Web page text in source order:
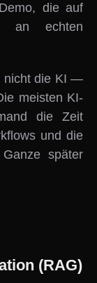
die auf
an echten
nicht die KI —
meisten KI-
die Zeit
und die
später
(RAG)